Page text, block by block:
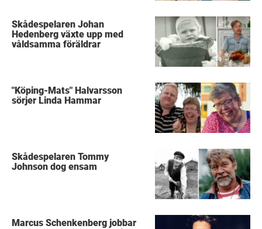
Skådespelaren Johan
Hedenberg växte upp med
våldsamma föräldrar
"Köping-Mats" Halvarsson
sörjer Linda Hammar
Skådespelaren Tommy
Johnson dog ensam
Marcus Schenkenberg jobbar